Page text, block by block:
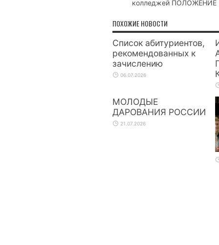
колледжей ПОЛОЖЕНИЕ
ПОХОЖИЕ НОВОСТИ
Список абитуриентов,
рекомендованных к
зачислению
06.07.2026
МОЛОДЫЕ
ДАРОВАНИЯ РОССИИ
21.07.2026